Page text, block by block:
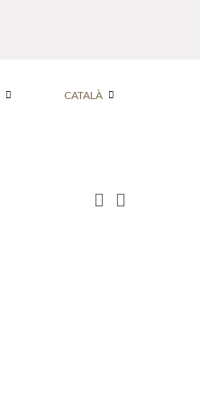
CATALÀ